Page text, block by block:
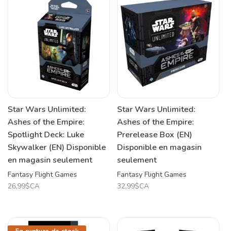
Star Wars Unlimited:
Ashes of the Empire:
Spotlight Deck: Luke
Skywalker (EN) Disponible
en magasin seulement
Fantasy Flight Games
26,99$CA
Star Wars Unlimited:
Ashes of the Empire:
Prerelease Box (EN)
Disponible en magasin
seulement
Fantasy Flight Games
32,99$CA